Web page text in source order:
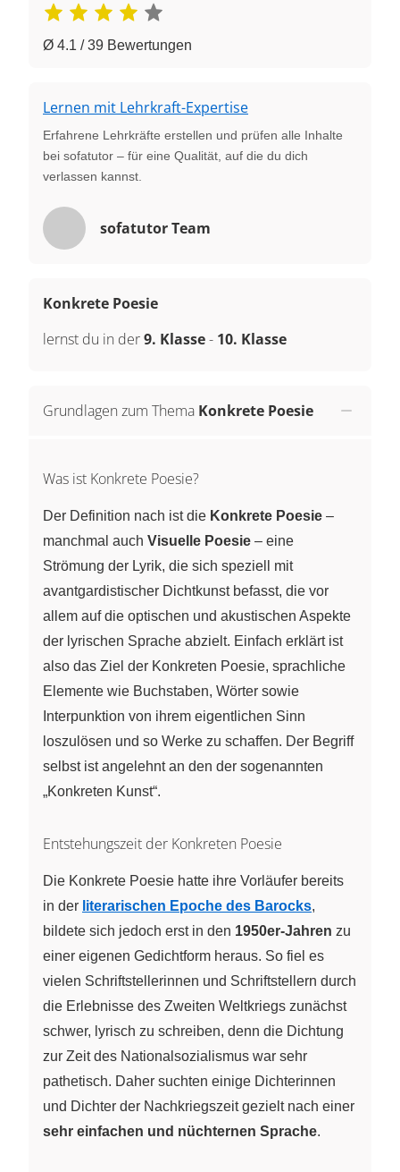
Ø 4.1 / 39 Bewertungen
Lernen mit Lehrkraft-Expertise
Erfahrene Lehrkräfte erstellen und prüfen alle Inhalte
bei sofatutor – für eine Qualität, auf die du dich
verlassen kannst.
sofatutor Team
Konkrete Poesie
lernst du in der9. Klasse- 10. Klasse
Grundlagen zum Thema Konkrete Poesie
Was ist Konkrete Poesie?
Der Definition nach ist die Konkrete Poesie –
manchmal auch Visuelle Poesie – eine
Strömung der Lyrik, die sich speziell mit
avantgardistischer Dichtkunst befasst, die vor
allem auf die optischen und akustischen Aspekte
der lyrischen Sprache abzielt. Einfach erklärt ist
also das Ziel der Konkreten Poesie, sprachliche
Elemente wie Buchstaben, Wörter sowie
Interpunktion von ihrem eigentlichen Sinn
loszulösen und so Werke zu schaffen. Der Begriff
selbst ist angelehnt an den der sogenannten
„Konkreten Kunst“.
Entstehungszeit der Konkreten Poesie
Die Konkrete Poesie hatte ihre Vorläufer bereits
in der literarischen Epoche des Barocks,
bildete sich jedoch erst in den 1950er-Jahren zu
einer eigenen Gedichtform heraus. So fiel es
vielen Schriftstellerinnen und Schriftstellern durch
die Erlebnisse des Zweiten Weltkriegs zunächst
schwer, lyrisch zu schreiben, denn die Dichtung
zur Zeit des Nationalsozialismus war sehr
pathetisch. Daher suchten einige Dichterinnen
und Dichter der Nachkriegszeit gezielt nach einer
sehr einfachen und nüchternen Sprache.